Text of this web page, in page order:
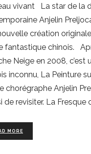
vivant La star de la
Anjelin
création originale
fantastique chinois.
Neige en 2008, c’est
inconnu, La Peinture
chorégraphe Anjelin
de revisiter. La Fresque
MORE